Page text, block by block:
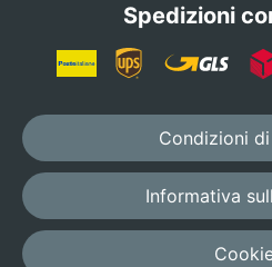
Spedizioni
Condizioni
Informativa